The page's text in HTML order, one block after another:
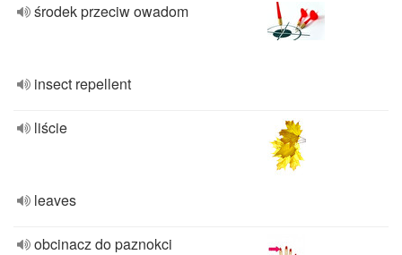
środek przeciw owadom
insect repellent
liście
leaves
obcinacz do paznokci